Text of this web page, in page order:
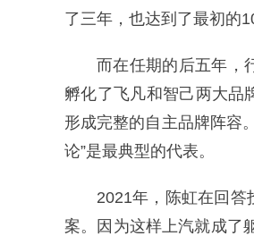
了三年，也达到了最初的
而在任期的后五年，
孵化了飞凡和智己两大品
形成完整的自主品牌阵容
论”是最典型的代表。
2021年，陈虹在回
案。因为这样上汽就成了